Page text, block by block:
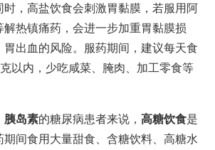
时，高盐饮食会刺激胃黏膜，若服用阿
热镇痛药，会进一步加重胃黏膜损
出血的风险。服药期间，建议每天食
以内，少吃咸菜、腌肉、加工零食等
胰岛素的糖尿病患者来说， 高糖饮食是
间食用大量甜食、含糖饮料、高糖水